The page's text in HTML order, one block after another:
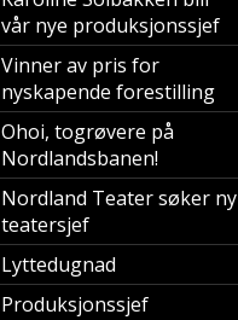
vår nye produksjonssjef
Vinner av pris for
nyskapende forestilling
​Ohoi, togrøvere på
Nordlandsbanen!
Nordland Teater søker ny
teatersjef
Lyttedugnad
Produksjonssjef